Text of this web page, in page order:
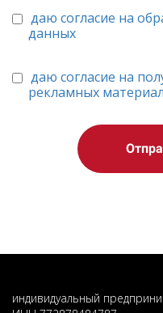
даю согласие на
данных
даю согласие на
рекламных
индивидуальный